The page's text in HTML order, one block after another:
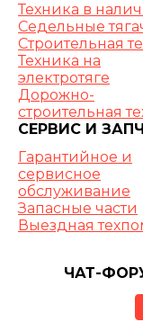
Техника в
Седельные
Строительная
Техника на
электротяге
Дорожно-
строительная
СЕРВИС И
Гарантийное и
сервисное
обслуживание
Запасные части
Выездная
ЧАТ-